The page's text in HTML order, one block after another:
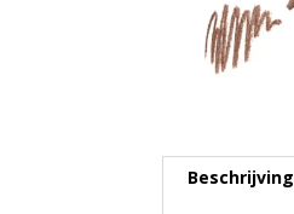
Beschrijving